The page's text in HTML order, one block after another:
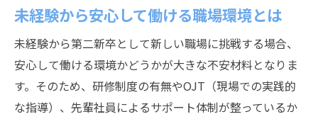
未経験から安心して働ける職場環境とは
未経験から第二新卒として新しい職場に挑戦する場合、
安心して働ける環境かどうかが大きな不安材料となりま
す。そのため、研修制度の有無やOJT（現場での実践的
な指導）、先輩社員によるサポート体制が整っているか